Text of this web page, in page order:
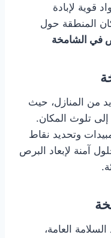
قوية لإبادة
المنطقة حول
في الشامخة
من المنازل، حيث
إلى تلوث المكان.
وتحديد نقاط
آمنة لإبعاد البرص
العامة،